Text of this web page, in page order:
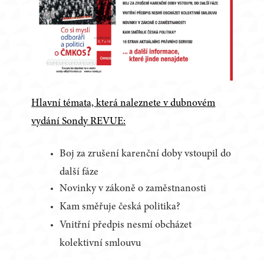
Hlavní témata, která naleznete v dubnovém
vydání Sondy REVUE:
Boj za zrušení karenční doby vstoupil do
další fáze
Novinky v zákoně o zaměstnanosti
Kam směřuje česká politika?
Vnitřní předpis nesmí obcházet
kolektivní smlouvu